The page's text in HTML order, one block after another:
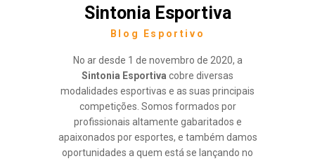
Sintonia Esportiva
Blog Esportivo
No ar desde 1 de novembro de 2020, a
Sintonia Esportiva cobre diversas
modalidades esportivas e as suas principais
competições. Somos formados por
profissionais altamente gabaritados e
apaixonados por esportes, e também damos
oportunidades a quem está se lançando no